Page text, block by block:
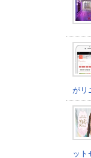
がリ
ット